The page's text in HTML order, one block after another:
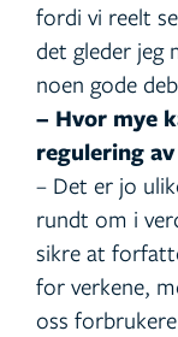
fordi vi reelt
det gleder jeg
noen gode
– Hvor mye
regulering
– Det er jo
rundt om i
sikre at
for verkene,
oss